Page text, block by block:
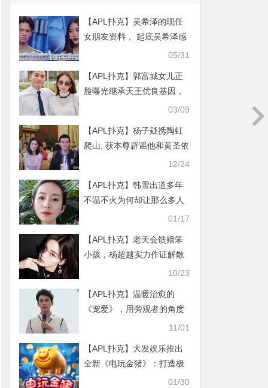
【APL扑克】吴希泽的现任
女朋友资料， 起底吴希泽感
05/31
【APL扑克】郭富城女儿正
脸曝光继承天王优良基因，
03/09
【APL扑克】杨子疑携陶虹
爬山, 获本尊辟谣他和黄圣依
12/24
【APL扑克】韩雪出道多年
不温不火为何却让那么多人
喜欢！原来是有这样的原因!
01/17
【APL扑克】老天会馈赠笨
小孩，杨超越实力作证解散
10/23
【APL扑克】温暖治愈的
《宠爱》，用旁观者的角度
11/01
【APL扑克】大发娱乐推出
全新《电玩金猪》：打造极
具吸引力的金运娱乐体验01/30